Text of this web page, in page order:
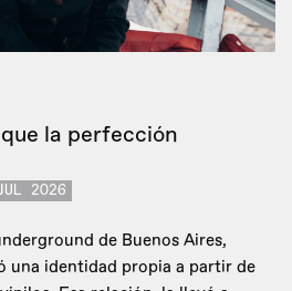
la perfección
2026
de Buenos Aires,
una identidad propia a partir de